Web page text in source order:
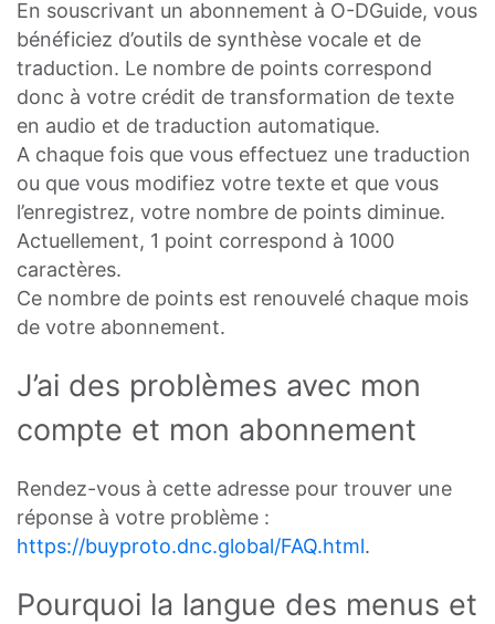
En souscrivant un abonnement à O-DGuide, vous
bénéficiez d’outils de synthèse vocale et de
traduction. Le nombre de points correspond
donc à votre crédit de transformation de texte
en audio et de traduction automatique.
A chaque fois que vous effectuez une traduction
ou que vous modifiez votre texte et que vous
l’enregistrez, votre nombre de points diminue.
Actuellement, 1 point correspond à 1000
caractères.
Ce nombre de points est renouvelé chaque mois
de votre abonnement.
J’ai des problèmes avec mon
compte et mon abonnement
Rendez-vous à cette adresse pour trouver une
réponse à votre problème :
https://buyproto.dnc.global/FAQ.html.
Pourquoi la langue des menus et